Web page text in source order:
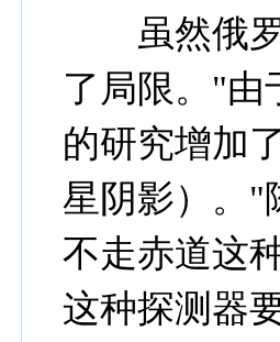
虽然俄罗
了局限。"由
的研究增加
星阴影）。"
不走赤道这
这种探测器